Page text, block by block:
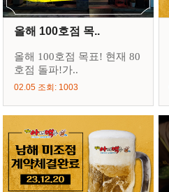
올해 100호점 목..
올해 100호점 목표! 현재 80
호점 돌파!가..
02.05 조회: 1003